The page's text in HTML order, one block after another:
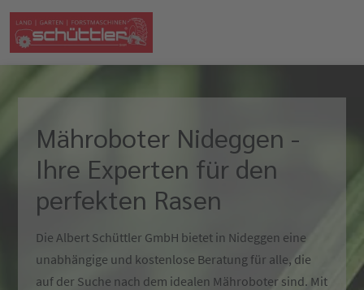
Mähroboter Nideggen -
Ihre Experten für den
perfekten Rasen
Die Albert Schüttler GmbH bietet in Nideggen eine
unabhängige und kostenlose Beratung für alle, die
auf der Suche nach dem idealen Mähroboter sind. Mit